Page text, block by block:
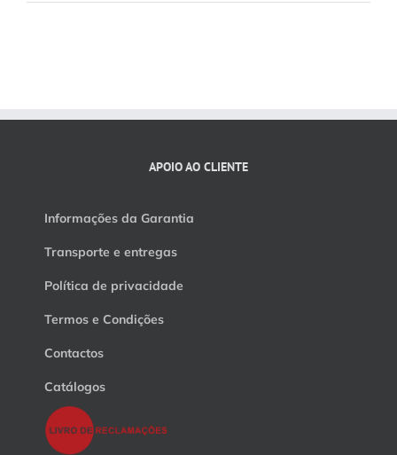
APOIO AO CLIENTE
Informações da Garantia
Transporte e entregas
Política de privacidade
Termos e Condições
Contactos
Catálogos